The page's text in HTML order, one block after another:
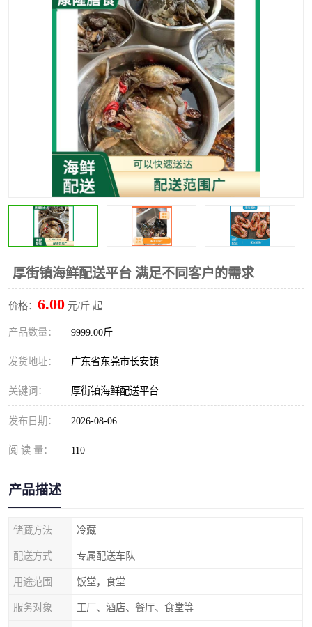
厚街镇海鲜配送平台 满足不同客户的需求
价格： 6.00 元/斤 起
产品数量： 9999.00斤
发货地址： 广东省东莞市长安镇
关键词： 厚街镇海鲜配送平台
发布日期： 2026-08-06
阅 读 量： 110
产品描述
储藏方法 冷藏
配送方式 专属配送车队
用途范围 饭堂，食堂
服务对象 工厂、酒店、餐厅、食堂等
干货配送 副食配送